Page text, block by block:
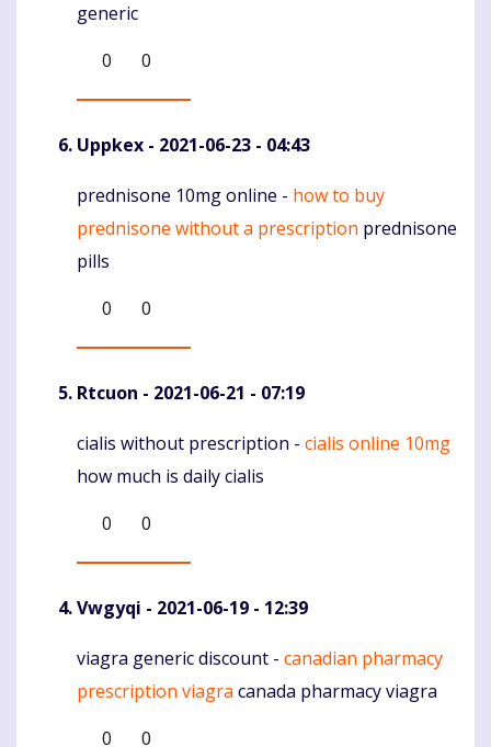
generic
0
0
Uppkex - 2021-06-23 - 04:43
Komentaras
prednisone 10mg online - how to buy
prednisone without a prescription prednisone
pills
0
0
Rtcuon - 2021-06-21 - 07:19
Komentaras
cialis without prescription - cialis online 10mg
how much is daily cialis
0
0
Vwgyqi - 2021-06-19 - 12:39
Komentaras
viagra generic discount - canadian pharmacy
prescription viagra canada pharmacy viagra
0
0